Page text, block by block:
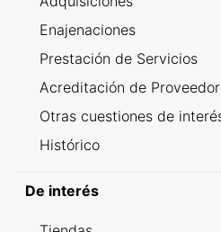
Enajenaciones
Prestación de Servicios
Acreditación de
Otras cuestiones de
Histórico
De interés